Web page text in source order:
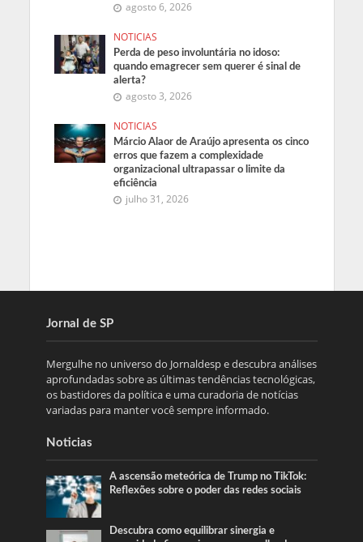
agosto 6, 2026
NOTICIAS
Perda de peso involuntária no idoso:
quando emagrecer sem querer é sinal de
alerta?
agosto 3, 2026
NOTICIAS
Márcio Alaor de Araújo apresenta os cinco
erros que fazem a complexidade
organizacional ultrapassar o limite da
eficiência
julho 31, 2026
Jornal de SP
Mergulhe no universo do Jornaldesp e descubra análises
aprofundadas sobre as últimas tendências tecnológicas,
os bastidores da política e uma curadoria de notícias
variadas para manter você sempre informado.
Noticias
A ascensão meteórica de Trump no TikTok:
Reflexões sobre o poder das redes sociais
Descubra como equilibrar sinergia e